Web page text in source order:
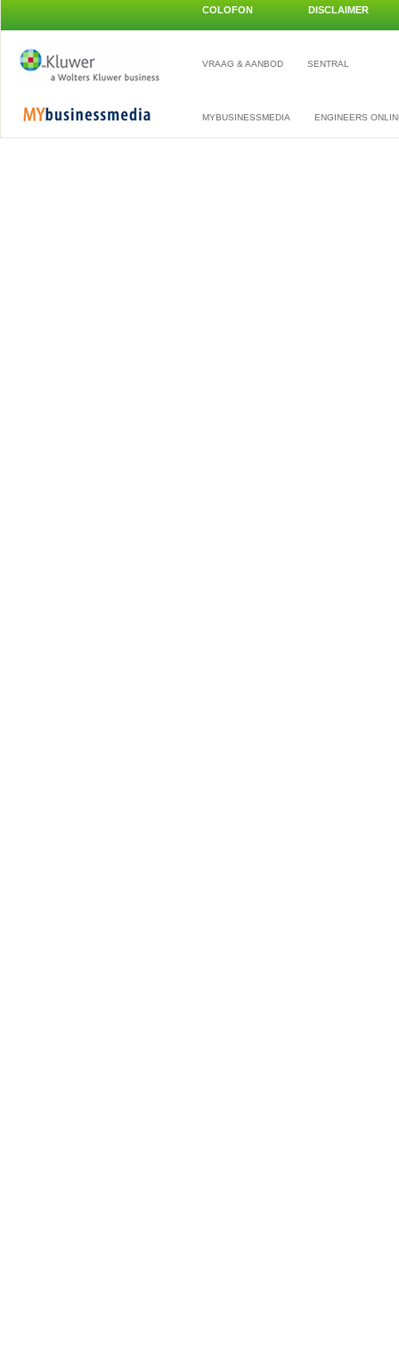
COLOFON DISCLAIMER
VRAAG & AANBOD SENTRAL
MYBUSINESSMEDIA ENGINEERS